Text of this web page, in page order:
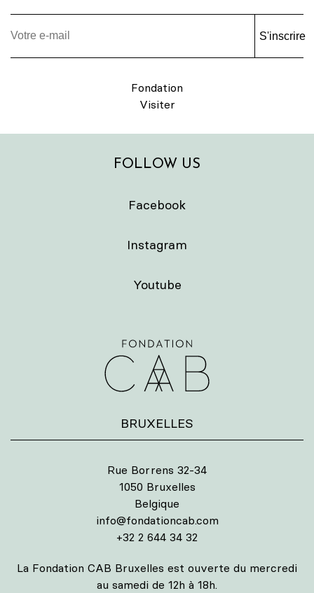
S'inscrire
Fondation
Visiter
FOLLOW US
Facebook
Instagram
Youtube
BRUXELLES
Rue Borrens 32-34
1050 Bruxelles
Belgique
info@fondationcab.com
+32 2 644 34 32
La Fondation CAB Bruxelles est ouverte du mercredi
au samedi de 12h à 18h.